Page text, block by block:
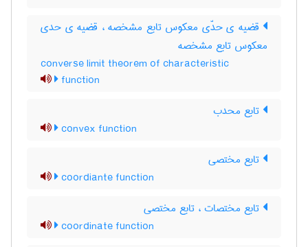
قضیه ی حدّی معکوس تابع مشخصه ، قضیه ی حدی
معکوس تابع مشخصه
converse limit theorem of characteristic
function
تابع محدب
convex function
تابع مختصی
coordiante function
تابع مختصات ، تابع مختصی
coordinate function